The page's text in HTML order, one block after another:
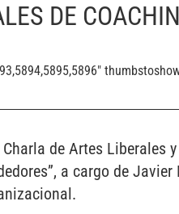
DE
de Artes Liberales
a cargo de